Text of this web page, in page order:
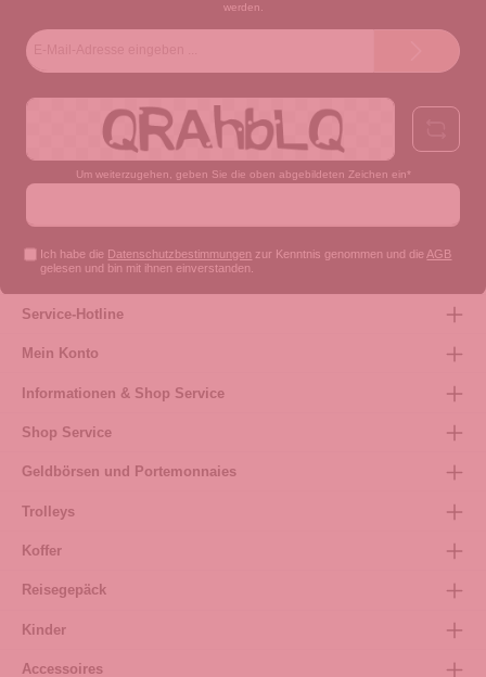
werden.
Um weiterzugehen, geben Sie die oben abgebildeten Zeichen ein*
Ich habe die Datenschutzbestimmungen zur Kenntnis genommen und die AGB
gelesen und bin mit ihnen einverstanden.
Service-Hotline
Mein Konto
Informationen & Shop Service
Shop Service
Geldbörsen und Portemonnaies
Trolleys
Koffer
Reisegepäck
Kinder
Accessoires